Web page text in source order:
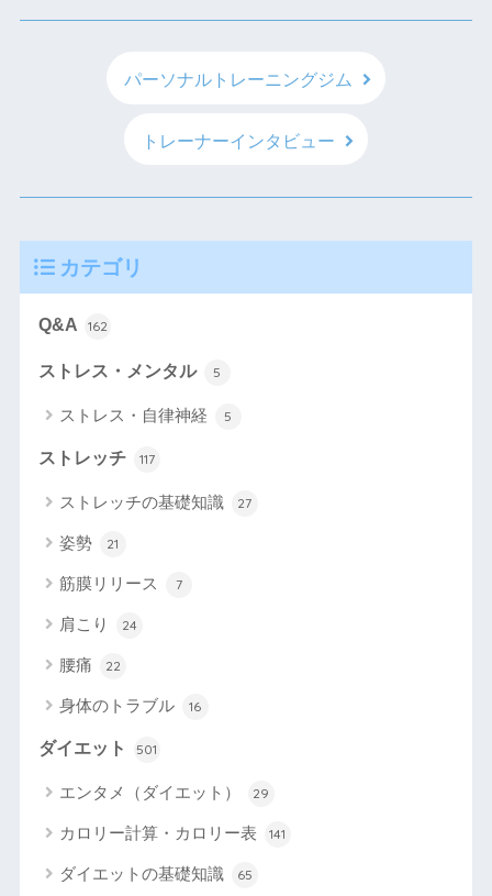
パーソナルトレーニングジム
トレーナーインタビュー
カテゴリ
Q&A 162
ストレス・メンタル 5
ストレス・自律神経 5
ストレッチ 117
ストレッチの基礎知識 27
姿勢 21
筋膜リリース 7
肩こり 24
腰痛 22
身体のトラブル 16
ダイエット 501
エンタメ（ダイエット） 29
カロリー計算・カロリー表 141
ダイエットの基礎知識 65